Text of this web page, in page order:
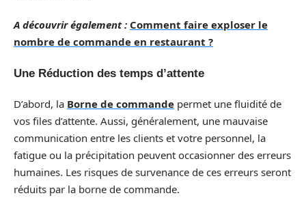
A découvrir également : Comment faire exploser le
nombre de commande en restaurant ?
Une Réduction des temps d’attente
D’abord, la Borne de commande permet une fluidité de
vos files d’attente. Aussi, généralement, une mauvaise
communication entre les clients et votre personnel, la
fatigue ou la précipitation peuvent occasionner des erreurs
humaines. Les risques de survenance de ces erreurs seront
réduits par la borne de commande.